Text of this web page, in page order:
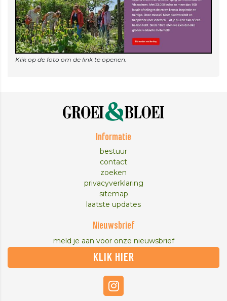
Informatie
bestuur
contact
zoeken
privacyverklaring
sitemap
laatste updates
Nieuwsbrief
meld je aan voor onze nieuwsbrief
KLIK HIER